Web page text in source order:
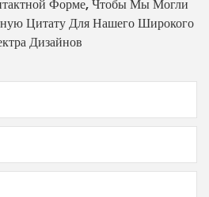
Форме, Чтобы Мы Могли
Цитату Для Нашего Широкого
Дизайнов